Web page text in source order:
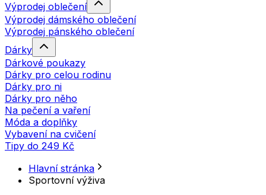
Výprodej oblečení
Výprodej dámského oblečení
Výprodej pánského oblečení
Dárky
Dárkové poukazy
Dárky pro celou rodinu
Dárky pro ni
Dárky pro něho
Na pečení a vaření
Móda a doplňky
Vybavení na cvičení
Tipy do 249 Kč
Hlavní stránka
Sportovní výživa